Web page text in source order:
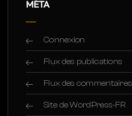
MÉTA
Connexion
Flux des publications
Flux des commentaires
Site de WordPress-FR